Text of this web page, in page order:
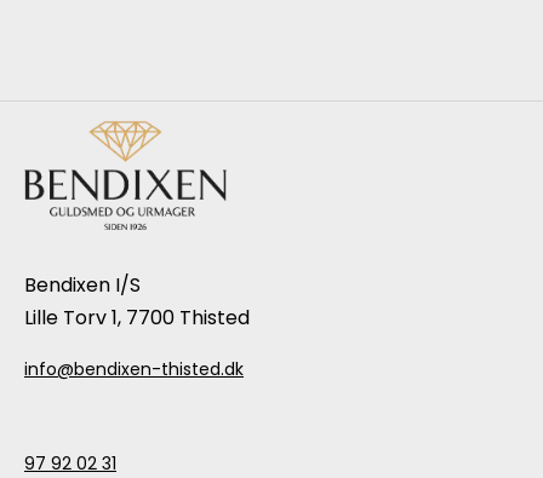
Bendixen I/S
Lille Torv 1, 7700 Thisted
info@bendixen-thisted.dk
97 92 02 31